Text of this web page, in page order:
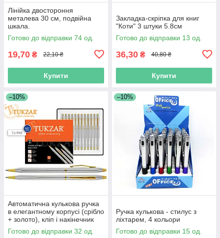
Лінійка двостороння
металева 30 см, подвійна
шкала.
Готово до відправки 74 од.
19,70 ₴ 22,10 ₴
Купити
Закладка-скріпка для книг
"Коти" 3 штуки 5.8см
Готово до відправки 13 од.
36,30 ₴ 40,80 ₴
Купити
–10%
Автоматична кулькова ручка
в елегантному корпусі (срібло
+ золото), кліп і накінечник
глянцеві (золото).
Готово до відправки 32 од.
–10%
Ручка кулькова - стилус з
ліхтарем, 4 кольори
Готово до відправки 15 од.